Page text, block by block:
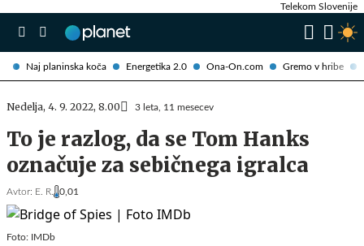
Naj planinska koča Energetika 2.0 Ona-On.com Gremo v hribe
Telekom Slovenije
Nedelja, 4. 9. 2022, 8.00 3 leta, 11 mesecev
To je razlog, da se Tom Hanks
označuje za sebičnega igralca
Avtor: E. R. 0,01
Foto: IMDb